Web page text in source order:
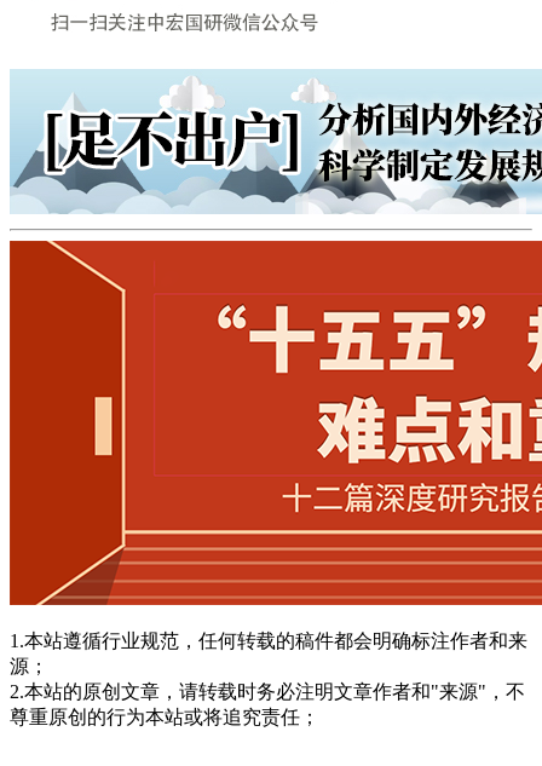
1.本站遵循行业规范，任何转载的稿件都会明确标注作者和来
源；
2.本站的原创文章，请转载时务必注明文章作者和"来源"，不
尊重原创的行为本站或将追究责任；